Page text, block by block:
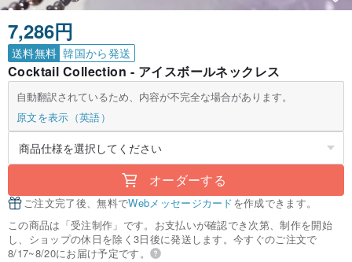
7,286円
送料無料 韓国から発送
Cocktail Collection - アイスボールネックレス
自動翻訳されているため、内容が不完全な場合があります。
原文を表示（英語）
オーダーする
ご注文完了後、無料でWebメッセージカードを作成できます。
この商品は「受注制作」です。お支払いが確認でき次第、制作を開始
し、ショップの休日を除く3日後に発送します。今すぐのご注文で
8/17~8/20にお届け予定です。